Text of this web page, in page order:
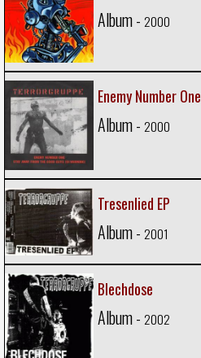
Album - 2000
Enemy Number One
Album - 2000
Tresenlied EP
Album - 2001
Blechdose
Album - 2002